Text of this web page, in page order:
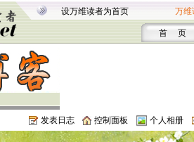
设万维读者为首页 万维
首 页
发表日志 控制面板 个人相册